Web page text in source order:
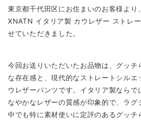
東京都千代田区にお住まいのお客様よ
XNATN イタリア製 カウレザー ストレ
せていただきました。
今回お送りいただいたお品物は、グッチ
な存在感と、現代的なストレートシルエ
ウレザーパンツです。イタリア製ならで
なやかなレザーの質感が印象的で、ラグ
中でも特に素材使いに定評のあるグッチ